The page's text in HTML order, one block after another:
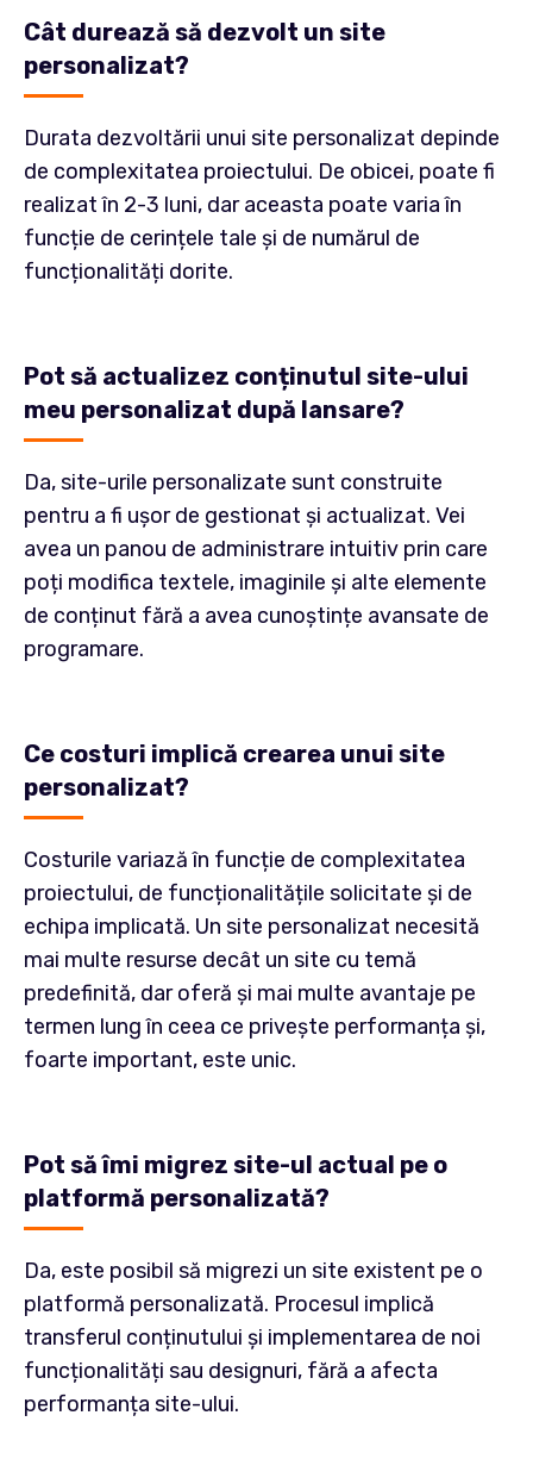
Cât durează să dezvolt un site
personalizat?
Durata dezvoltării unui site personalizat depinde
de complexitatea proiectului. De obicei, poate fi
realizat în 2-3 luni, dar aceasta poate varia în
funcție de cerințele tale și de numărul de
funcționalități dorite.
Pot să actualizez conținutul site-ului
meu personalizat după lansare?
Da, site-urile personalizate sunt construite
pentru a fi ușor de gestionat și actualizat. Vei
avea un panou de administrare intuitiv prin care
poți modifica textele, imaginile și alte elemente
de conținut fără a avea cunoștințe avansate de
programare.
Ce costuri implică crearea unui site
personalizat?
Costurile variază în funcție de complexitatea
proiectului, de funcționalitățile solicitate și de
echipa implicată. Un site personalizat necesită
mai multe resurse decât un site cu temă
predefinită, dar oferă și mai multe avantaje pe
termen lung în ceea ce privește performanța și,
foarte important, este unic.
Pot să îmi migrez site-ul actual pe o
platformă personalizată?
Da, este posibil să migrezi un site existent pe o
platformă personalizată. Procesul implică
transferul conținutului și implementarea de noi
funcționalități sau designuri, fără a afecta
performanța site-ului.